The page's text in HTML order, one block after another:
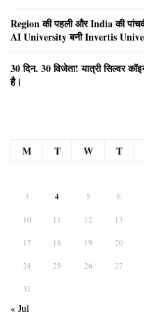
Region की पहली और India की
AI University बनी Invertis
30 दिन. 30 विजेता! यात्री सिल्वर
है।
M
T W T
3 4 5 6
10 11 12 13
17 18 19 20
24 25 26 27
31
« Jul